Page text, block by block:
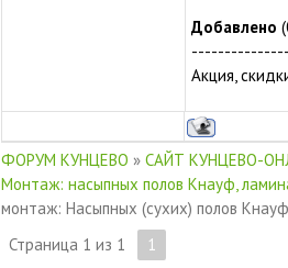
Добавлено
Акция,
ФОРУМ КУНЦЕВО » САЙТ КУНЦЕВО-
Монтаж: насыпных полов Кнауф,
монтаж: Насыпных (сухих) полов
Страница 1 из 1 1